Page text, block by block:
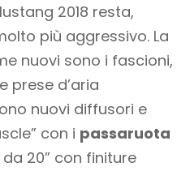
2018 resta,
più aggressivo. La
nuovi sono i fascioni,
prese d’aria
nuovi diffusori e
con i passaruota
20” con finiture